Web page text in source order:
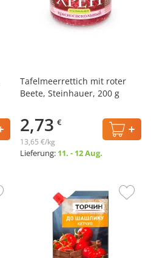
Tafelmeerrettich mit roter
Beete, Steinhauer, 200 g
2,73 €
13,65 €/kg
Lieferung: 11. - 12 Aug.